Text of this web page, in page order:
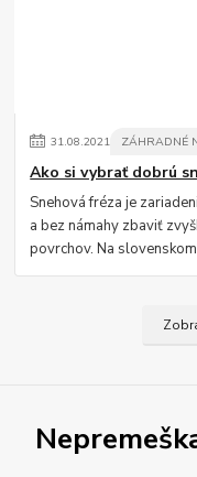
31.08.2021 ZÁHRADNÉ
Ako si vybrať dobrú
Snehová fréza je
a bez námahy zbaviť
povrchov. Na